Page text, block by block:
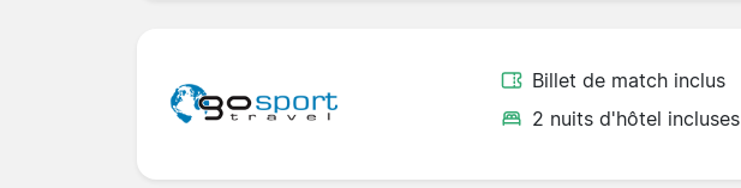
Billet de match inclus
2 nuits d'hôtel incluses